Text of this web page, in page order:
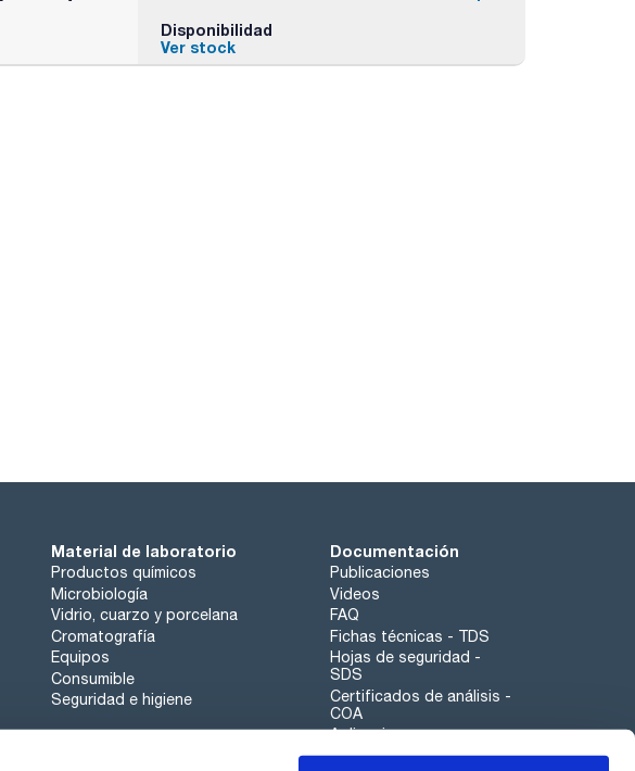
Disponibilidad
Ver stock
Material de laboratorio
Productos químicos
Microbiología
Vidrio, cuarzo y porcelana
Cromatografía
Equipos
Consumible
Seguridad e higiene
Documentación
Publicaciones
Videos
FAQ
Fichas técnicas - TDS
Hojas de seguridad -
SDS
Certificados de análisis -
COA
Aplicaciones
Tabla Periódica